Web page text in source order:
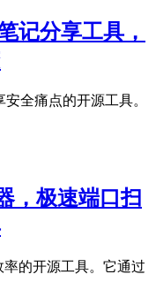
记分享工具，
全痛点的开源工具。
，极速端口扫
率的开源工具。它通过